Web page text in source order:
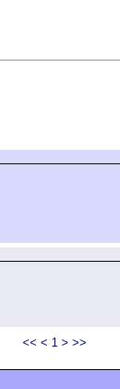
<< < 1 > >>